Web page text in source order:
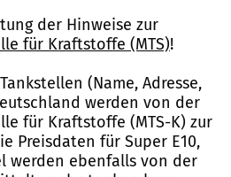
der Hinweise zur
für Kraftstoffe (MTS)!
(Name, Adresse,
werden von der
für Kraftstoffe (MTS-K) zur
Preisdaten für Super E10,
werden ebenfalls von der